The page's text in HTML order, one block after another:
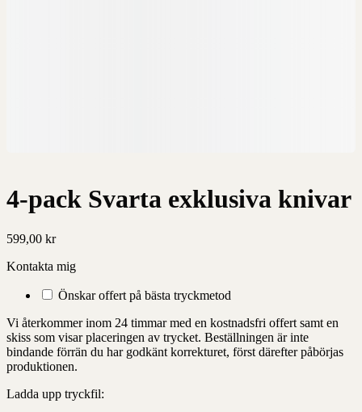
4-pack Svarta exklusiva knivar
599,00 kr
Kontakta mig
Önskar offert på bästa tryckmetod
Vi återkommer inom 24 timmar med en kostnadsfri offert samt en
skiss som visar placeringen av trycket. Beställningen är inte
bindande förrän du har godkänt korrekturet, först därefter påbörjas
produktionen.
Ladda upp tryckfil: